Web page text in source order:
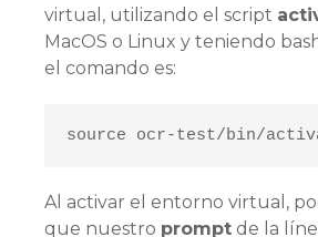
virtual, utilizando el script
MacOS o Linux y teniendo
el comando es:
source ocr-test/bin/
Al activar el entorno virtual,
que nuestro prompt de la